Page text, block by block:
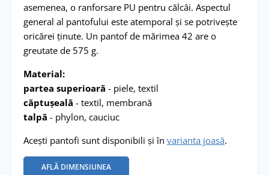
asemenea, o ranforsare PU pentru călcâi. Aspectul
general al pantofului este atemporal și se potrivește
oricărei ținute. Un pantof de mărimea 42 are o
greutate de 575 g.
Material:
partea superioară - piele, textil
căptușeală - textil, membrană
talpă - phylon, cauciuc
Acești pantofi sunt disponibili și în varianta joasă.
AFLĂ DIMENSIUNEA